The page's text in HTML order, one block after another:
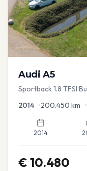
Audi A5
Sportback 1.8 TFSI
2014 •200.450 km •
2014
€ 10.480